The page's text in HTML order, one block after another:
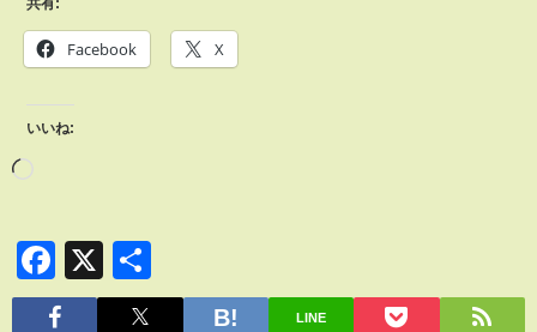
共有:
Facebook X
いいね:
Facebook
X
有
LINE